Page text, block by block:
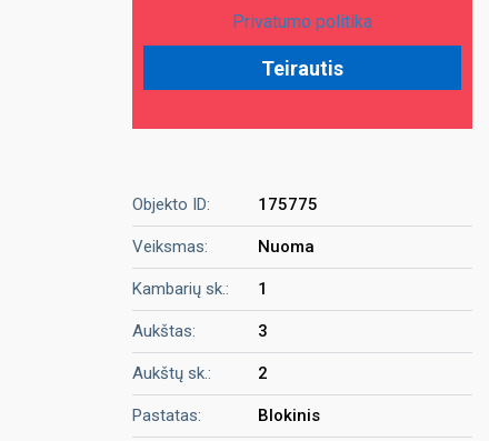
Privatumo politika
Objekto ID: 175775
Veiksmas: Nuoma
Kambarių sk.: 1
Aukštas: 3
Aukštų sk.: 2
Pastatas: Blokinis